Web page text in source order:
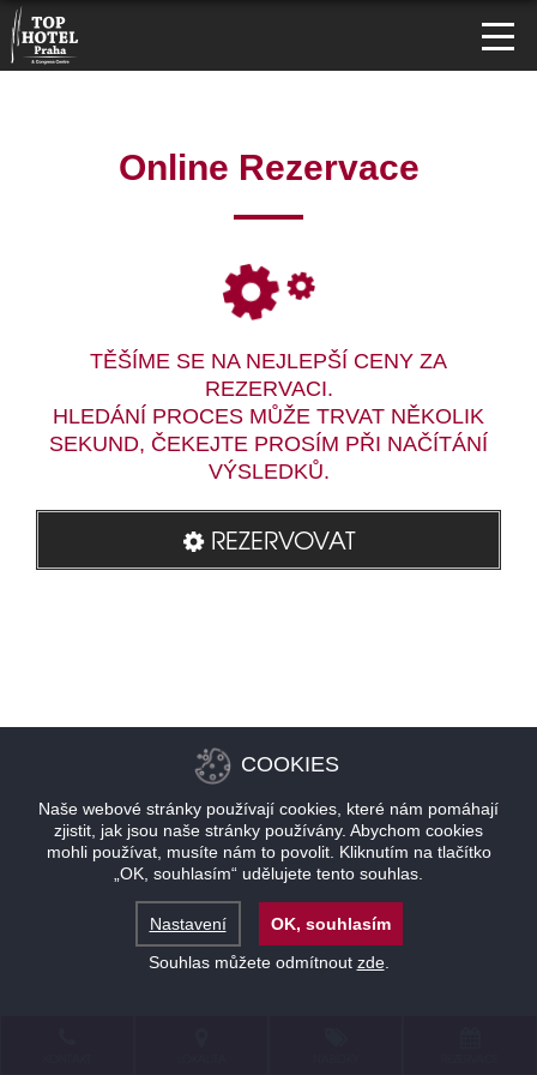
Online Rezervace
TĚŠÍME SE NA NEJLEPŠÍ CENY ZA
REZERVACI.
HLEDÁNÍ PROCES MŮŽE TRVAT NĚKOLIK
SEKUND, ČEKEJTE PROSÍM PŘI NAČÍTÁNÍ
VÝSLEDKŮ.
REZERVOVAT
COOKIES
Naše webové stránky používají cookies, které nám pomáhají
zjistit, jak jsou naše stránky používány. Abychom cookies
mohli používat, musíte nám to povolit. Kliknutím na tlačítko
„OK, souhlasím“ udělujete tento souhlas.
Nastavení
OK, souhlasím
Souhlas můžete odmítnout zde.